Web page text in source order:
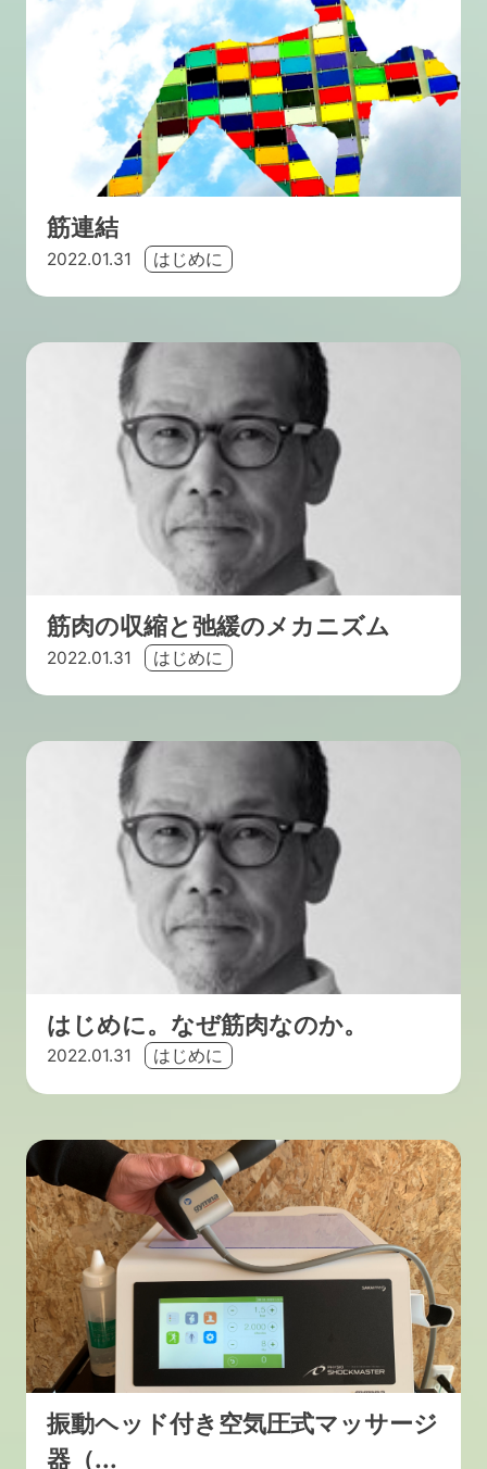
筋連結
2022.01.31 はじめに
筋肉の収縮と弛緩のメカニズム
2022.01.31 はじめに
はじめに。なぜ筋肉なのか。
2022.01.31 はじめに
振動ヘッド付き空気圧式マッサージ
器（...